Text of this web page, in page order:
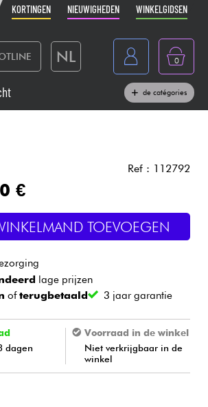
KORTINGEN NIEUWIGHEDEN WINKELGIDSEN
NL 0
toebehoren
de catégories
Ref : 112792
€
TOEVOEGEN
lage prijzen
ofterugbetaald 3 jaar garantie
dagen
Voorraad in de winkel
Niet verkrijgbaar in de
winkel